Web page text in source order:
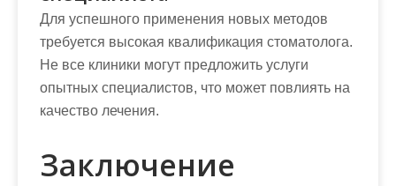
Для успешного применения новых методов
требуется высокая квалификация стоматолога.
Не все клиники могут предложить услуги
опытных специалистов, что может повлиять на
качество лечения.
Заключение